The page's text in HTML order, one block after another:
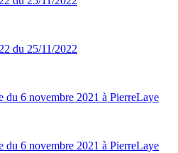
du 25/11/2022
du 6 novembre 2021 à PierreLaye
du 6 novembre 2021 à PierreLaye